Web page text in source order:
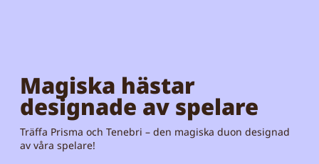
Magiska hästar
designade av spelare
Träffa Prisma och Tenebri – den magiska duon designad
av våra spelare!